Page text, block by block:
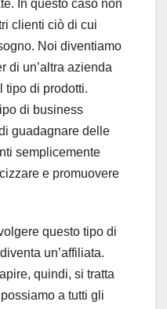
In questo caso non
clienti ciò di cui
Noi diventiamo
di un’altra azienda
tipo di prodotti.
di business
guadagnare delle
semplicemente
e promuovere
questo tipo di
un’affiliata.
quindi, si tratta
a tutti gli